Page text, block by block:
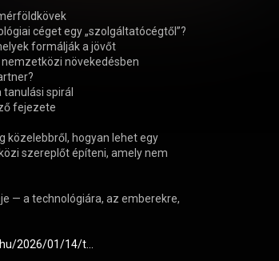
céget egy „szolgáltatócégtől”?
formálják a jövőt
növekedésben
spirál
fejezete
közelebbről, hogyan lehet egy
szereplőt építeni, amely nem
— a technológiára, az emberekre,
2026/01/14/t...